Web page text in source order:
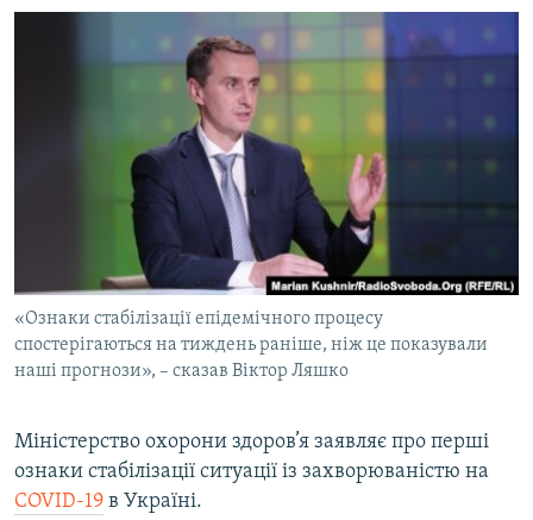
МУЛЬТИМЕДІА
СПЕЦПРОЄКТИ
ПОДКАСТИ
КРИМ РЕАЛІЇ
РУС
КТАТ
«Ознаки стабілізації епідемічного процесу
спостерігаються на тиждень раніше, ніж це показували
наші прогнози», – сказав Віктор Ляшко
Міністерство охорони здоров’я заявляє про перші
ознаки стабілізації ситуації із захворюваністю на
COVID-19 в Україні.